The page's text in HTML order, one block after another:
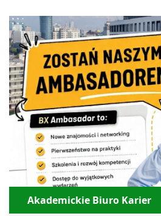
Akademickie Biuro Karier